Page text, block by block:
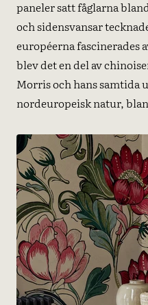
paneler satt fåglarna
och sidensvansar
européerna fascinerades
blev det en del av
Morris och hans samtida
nordeuropeisk natur,